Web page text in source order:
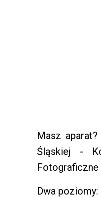
Masz
Śląskiej -
Fotograficzne
Dwa poziomy: